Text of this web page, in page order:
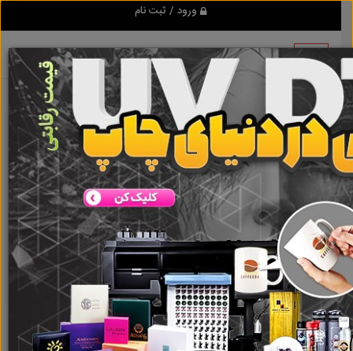
ورود / ثبت نام
نتیجه ای یافت نشد
گروه ها